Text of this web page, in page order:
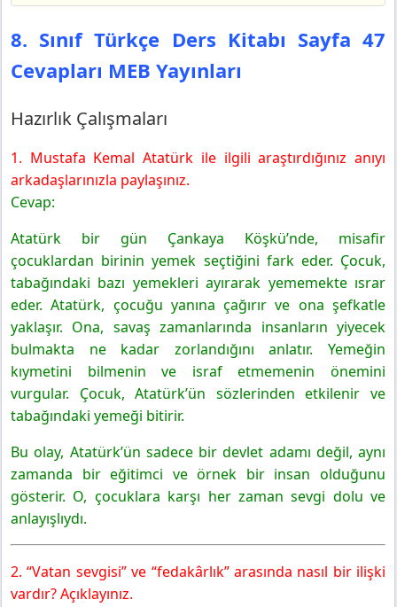
8. Sınıf Türkçe Ders Kitabı Sayfa 47 Cevapları MEB
Yayınları
Hazırlık Çalışmaları
8. Sınıf Türkçe Ders Kitabı Sayfa 49 Cevapları MEB
1. Etkinlik
Yayınları
2. Etkinlik
Yayınları
4. Etkinlik
8. Sınıf Türkçe Ders Kitabı Sayfa 52 Cevapları MEB
Yayınları
5. Etkinlik
6. Etkinlik
Gelecek Derse Hazırlık
8. Sınıf Türkçe Ders Kitabı Sayfa 47
Cevapları MEB Yayınları
Hazırlık Çalışmaları
1. Mustafa Kemal Atatürk ile ilgili araştırdığınız anıyı
arkadaşlarınızla paylaşınız.
Cevap:
Atatürk bir gün Çankaya Köşkü’nde, misafir
çocuklardan birinin yemek seçtiğini fark eder. Çocuk,
tabağındaki bazı yemekleri ayırarak yememekte ısrar
eder. Atatürk, çocuğu yanına çağırır ve ona şefkatle
yaklaşır. Ona, savaş zamanlarında insanların yiyecek
bulmakta ne kadar zorlandığını anlatır. Yemeğin
kıymetini bilmenin ve israf etmemenin önemini
vurgular. Çocuk, Atatürk’ün sözlerinden etkilenir ve
tabağındaki yemeği bitirir.
Bu olay, Atatürk’ün sadece bir devlet adamı değil, aynı
zamanda bir eğitimci ve örnek bir insan olduğunu
gösterir. O, çocuklara karşı her zaman sevgi dolu ve
anlayışlıydı.
2. “Vatan sevgisi” ve “fedakârlık” arasında nasıl bir ilişki
vardır? Açıklayınız.